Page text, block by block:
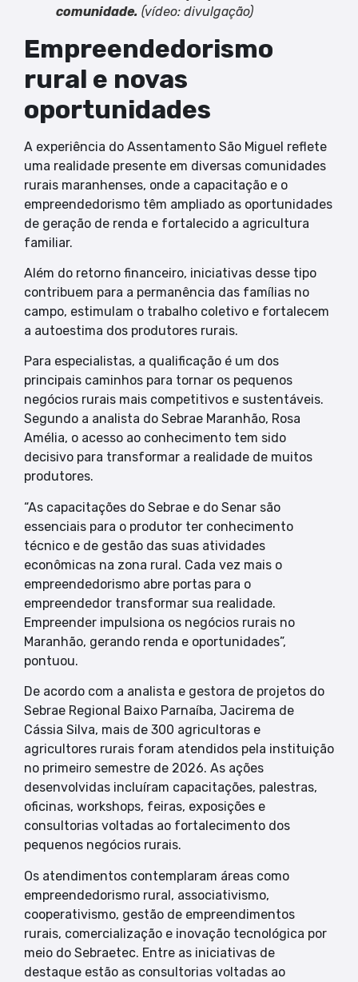
comunidade. (vídeo: divulgação)
Empreendedorismo
rural e novas
oportunidades
A experiência do Assentamento São Miguel reflete
uma realidade presente em diversas comunidades
rurais maranhenses, onde a capacitação e o
empreendedorismo têm ampliado as oportunidades
de geração de renda e fortalecido a agricultura
familiar.
Além do retorno financeiro, iniciativas desse tipo
contribuem para a permanência das famílias no
campo, estimulam o trabalho coletivo e fortalecem
a autoestima dos produtores rurais.
Para especialistas, a qualificação é um dos
principais caminhos para tornar os pequenos
negócios rurais mais competitivos e sustentáveis.
Segundo a analista do Sebrae Maranhão, Rosa
Amélia, o acesso ao conhecimento tem sido
decisivo para transformar a realidade de muitos
produtores.
“As capacitações do Sebrae e do Senar são
essenciais para o produtor ter conhecimento
técnico e de gestão das suas atividades
econômicas na zona rural. Cada vez mais o
empreendedorismo abre portas para o
empreendedor transformar sua realidade.
Empreender impulsiona os negócios rurais no
Maranhão, gerando renda e oportunidades”,
pontuou.
De acordo com a analista e gestora de projetos do
Sebrae Regional Baixo Parnaíba, Jacirema de
Cássia Silva, mais de 300 agricultoras e
agricultores rurais foram atendidos pela instituição
no primeiro semestre de 2026. As ações
desenvolvidas incluíram capacitações, palestras,
oficinas, workshops, feiras, exposições e
consultorias voltadas ao fortalecimento dos
pequenos negócios rurais.
Os atendimentos contemplaram áreas como
empreendedorismo rural, associativismo,
cooperativismo, gestão de empreendimentos
rurais, comercialização e inovação tecnológica por
meio do Sebraetec. Entre as iniciativas de
destaque estão as consultorias voltadas ao